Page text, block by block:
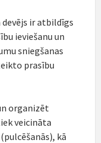
devējs ir atbildīgs
ieviešanu un
sniegšanas
prasību
organizēt
veicināta
kā